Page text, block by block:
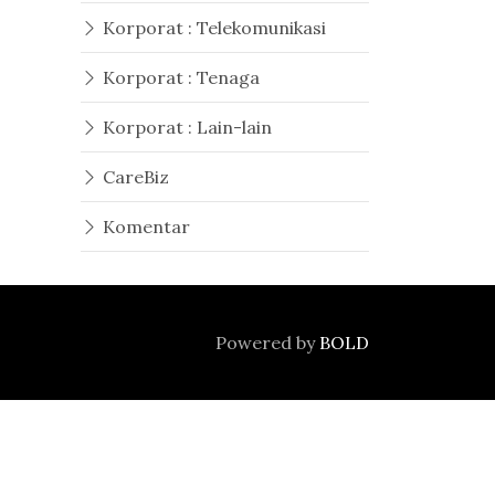
Korporat : Telekomunikasi
Korporat : Tenaga
Korporat : Lain-lain
CareBiz
Komentar
Powered by BOLD